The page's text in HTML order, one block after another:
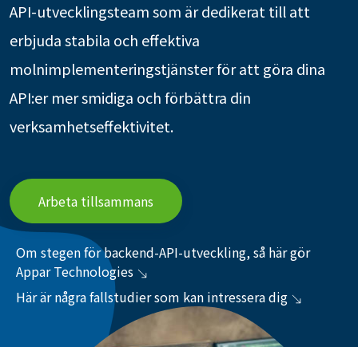
API-utvecklingsteam som är dedikerat till att
erbjuda stabila och effektiva
molnimplementeringstjänster för att göra dina
API:er mer smidiga och förbättra din
verksamhetseffektivitet.
Arbeta tillsammans
Om stegen för backend-API-utveckling, så här gör
Appar Technologies
Här är några fallstudier som kan intressera dig